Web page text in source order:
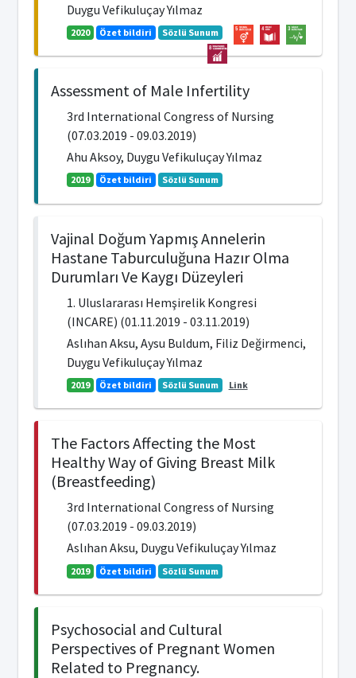
Duygu Vefikuluçay Yılmaz
2020 Özet bildiri Sözlü Sunum
Assessment of Male Infertility
3rd International Congress of Nursing
(07.03.2019 - 09.03.2019)
Ahu Aksoy, Duygu Vefikuluçay Yılmaz
2019 Özet bildiri Sözlü Sunum
Vajinal Doğum Yapmış Annelerin
Hastane Taburculuğuna Hazır Olma
Durumları Ve Kaygı Düzeyleri
1. Uluslararası Hemşirelik Kongresi
(INCARE) (01.11.2019 - 03.11.2019)
Aslıhan Aksu, Aysu Buldum, Filiz Değirmenci,
Duygu Vefikuluçay Yılmaz
2019 Özet bildiri Sözlü Sunum Link
The Factors Affecting the Most
Healthy Way of Giving Breast Milk
(Breastfeeding)
3rd International Congress of Nursing
(07.03.2019 - 09.03.2019)
Aslıhan Aksu, Duygu Vefikuluçay Yılmaz
2019 Özet bildiri Sözlü Sunum
Psychosocial and Cultural
Perspectives of Pregnant Women
Related to Pregnancy.